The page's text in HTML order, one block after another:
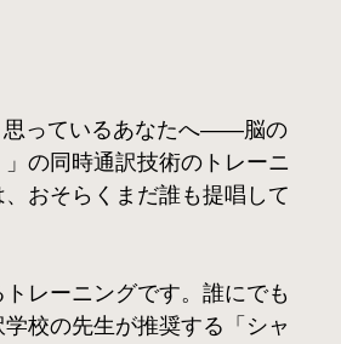
思っているあなたへ――脳の
の同時通訳技術のトレーニ
おそらくまだ誰も提唱して
レーニングです。誰にでも
校の先生が推奨する「シャ